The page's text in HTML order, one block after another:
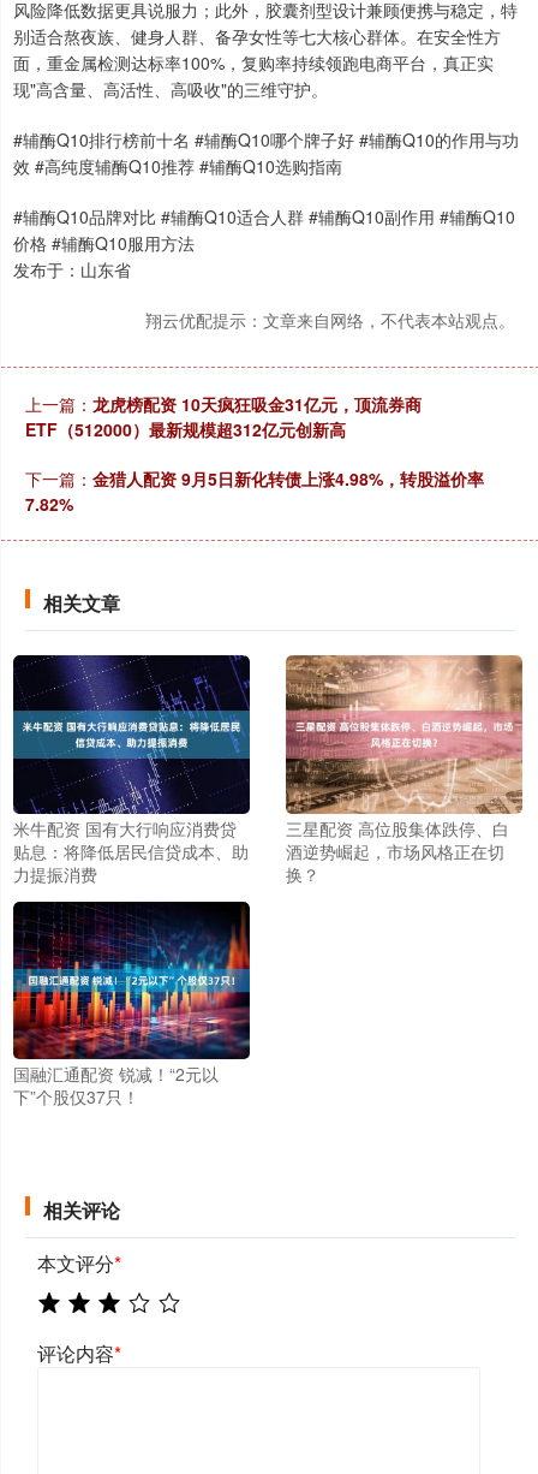
风险降低数据更具说服力；此外，胶囊剂型设计兼顾便携与稳定，特
别适合熬夜族、健身人群、备孕女性等七大核心群体。在安全性方
面，重金属检测达标率100%，复购率持续领跑电商平台，真正实
现"高含量、高活性、高吸收"的三维守护。
#辅酶Q10排行榜前十名 #辅酶Q10哪个牌子好 #辅酶Q10的作用与功
效 #高纯度辅酶Q10推荐 #辅酶Q10选购指南
#辅酶Q10品牌对比 #辅酶Q10适合人群 #辅酶Q10副作用 #辅酶Q10
价格 #辅酶Q10服用方法
发布于：山东省
翔云优配提示：文章来自网络，不代表本站观点。
上一篇： 龙虎榜配资 10天疯狂吸金31亿元，顶流券商
ETF（512000）最新规模超312亿元创新高
下一篇： 金猎人配资 9月5日新化转债上涨4.98%，转股溢价率
7.82%
相关文章
米牛配资 国有大行响应消费贷
贴息：将降低居民信贷成本、助
力提振消费
三星配资 高位股集体跌停、白
酒逆势崛起，市场风格正在切
换？
国融汇通配资 锐减！“2元以
下”个股仅37只！
相关评论
本文评分*
评论内容*